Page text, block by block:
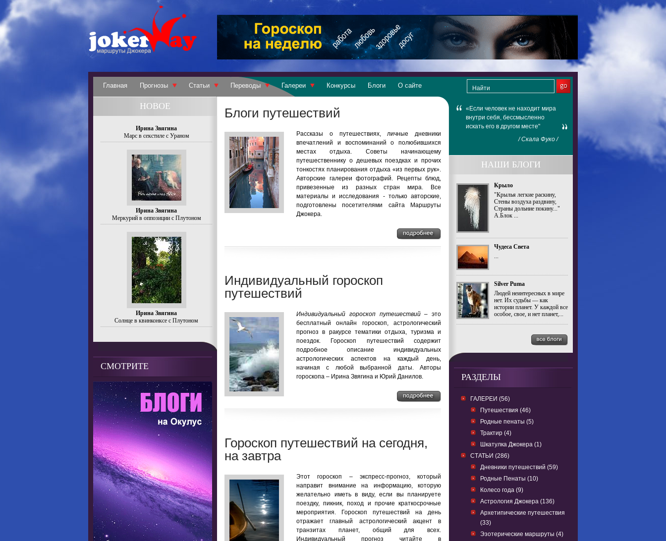
Главная Прогнозы Статьи Переводы Галереи Конкурсы Блоги О сайте
Блоги путешествий
Рассказы о путешествиях, личные дневники
впечатлений и воспоминаний о полюбившихся
местах отдыха. Советы начинающему
путешественнику о дешевых поездках и прочих
тонкостях планирования отдыха «из первых рук».
Авторские галереи фотографий. Рецепты блюд,
привезенные из разных стран мира. Все
материалы и исследования - только авторские,
подготовлены посетителями сайта Маршруты
Джокера.
Индивидуальный гороскоп
путешествий
Индивидуальный гороскоп путешествий– это
бесплатный онлайн гороскоп, астрологический
прогноз в ракурсе тематики отдыха, туризма и
поездок. Гороскоп путешествий содержит
подробное описание индивидуальных
астрологических аспектов на каждый день,
начиная с любой выбранной даты. Авторы
гороскопа – Ирина Звягина и Юрий Данилов.
Гороскоп путешествий на сегодня,
на завтра
Этот гороскоп – экспресс-прогноз, который
направит внимание на информацию, которую
желательно иметь в виду, если вы планируете
поездку, пикник, поход и прочие краткосрочные
мероприятия. Гороскоп путешествий на день
отражает главный астрологический акцент в
транзитах планет, общий для всех.
Индивидуальный прогноз читайте в
«Если человек не находит мира
внутри себя, бессмысленно
искать его в другом месте"
/ Скала Фуко /
НАШИ БЛОГИ
Крыло
"Крылья легкие раскину,
Стены воздуха раздвину,
Страны дольние покину..."
А.Блок ...
Чудеса Света
...
Silver Puma
Людей неинтересных в мире
нет. Их судьбы — как
истории планет. У каждой все
особое, свое, и нет планет,...
РАЗДЕЛЫ
ГАЛЕРЕИ (56)
Путешествия (46)
Родные пенаты (5)
Трактир (4)
Шкатулка Джокера (1)
СТАТЬИ (286)
Дневники путешествий (59)
Родные Пенаты (10)
Колесо года (9)
Астрология Джокера (136)
Архетипические путешествия
(33)
Эзотерические маршруты (4)
НОВОЕ
Ирина Звягина
Марс в секстиле с Ураном
Ирина Звягина
Меркурий в оппозиции с Плутоном
Ирина Звягина
Солнце в квинконксе с Плутоном
СМОТРИТЕ